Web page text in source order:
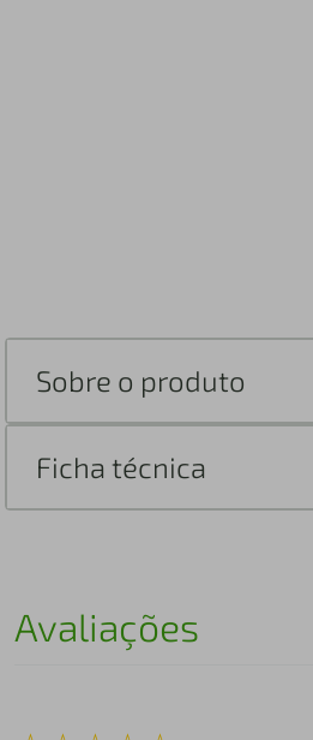
Sobre o produto
Ficha técnica
Avaliações